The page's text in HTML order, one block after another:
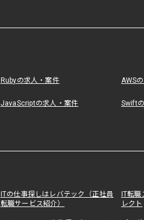
Rubyの求人・案件 AWS
JavaScriptの求人・案件 Swift
ITの仕事探しはレバテック（正社員
転職サービス紹介）
IT転
レクト